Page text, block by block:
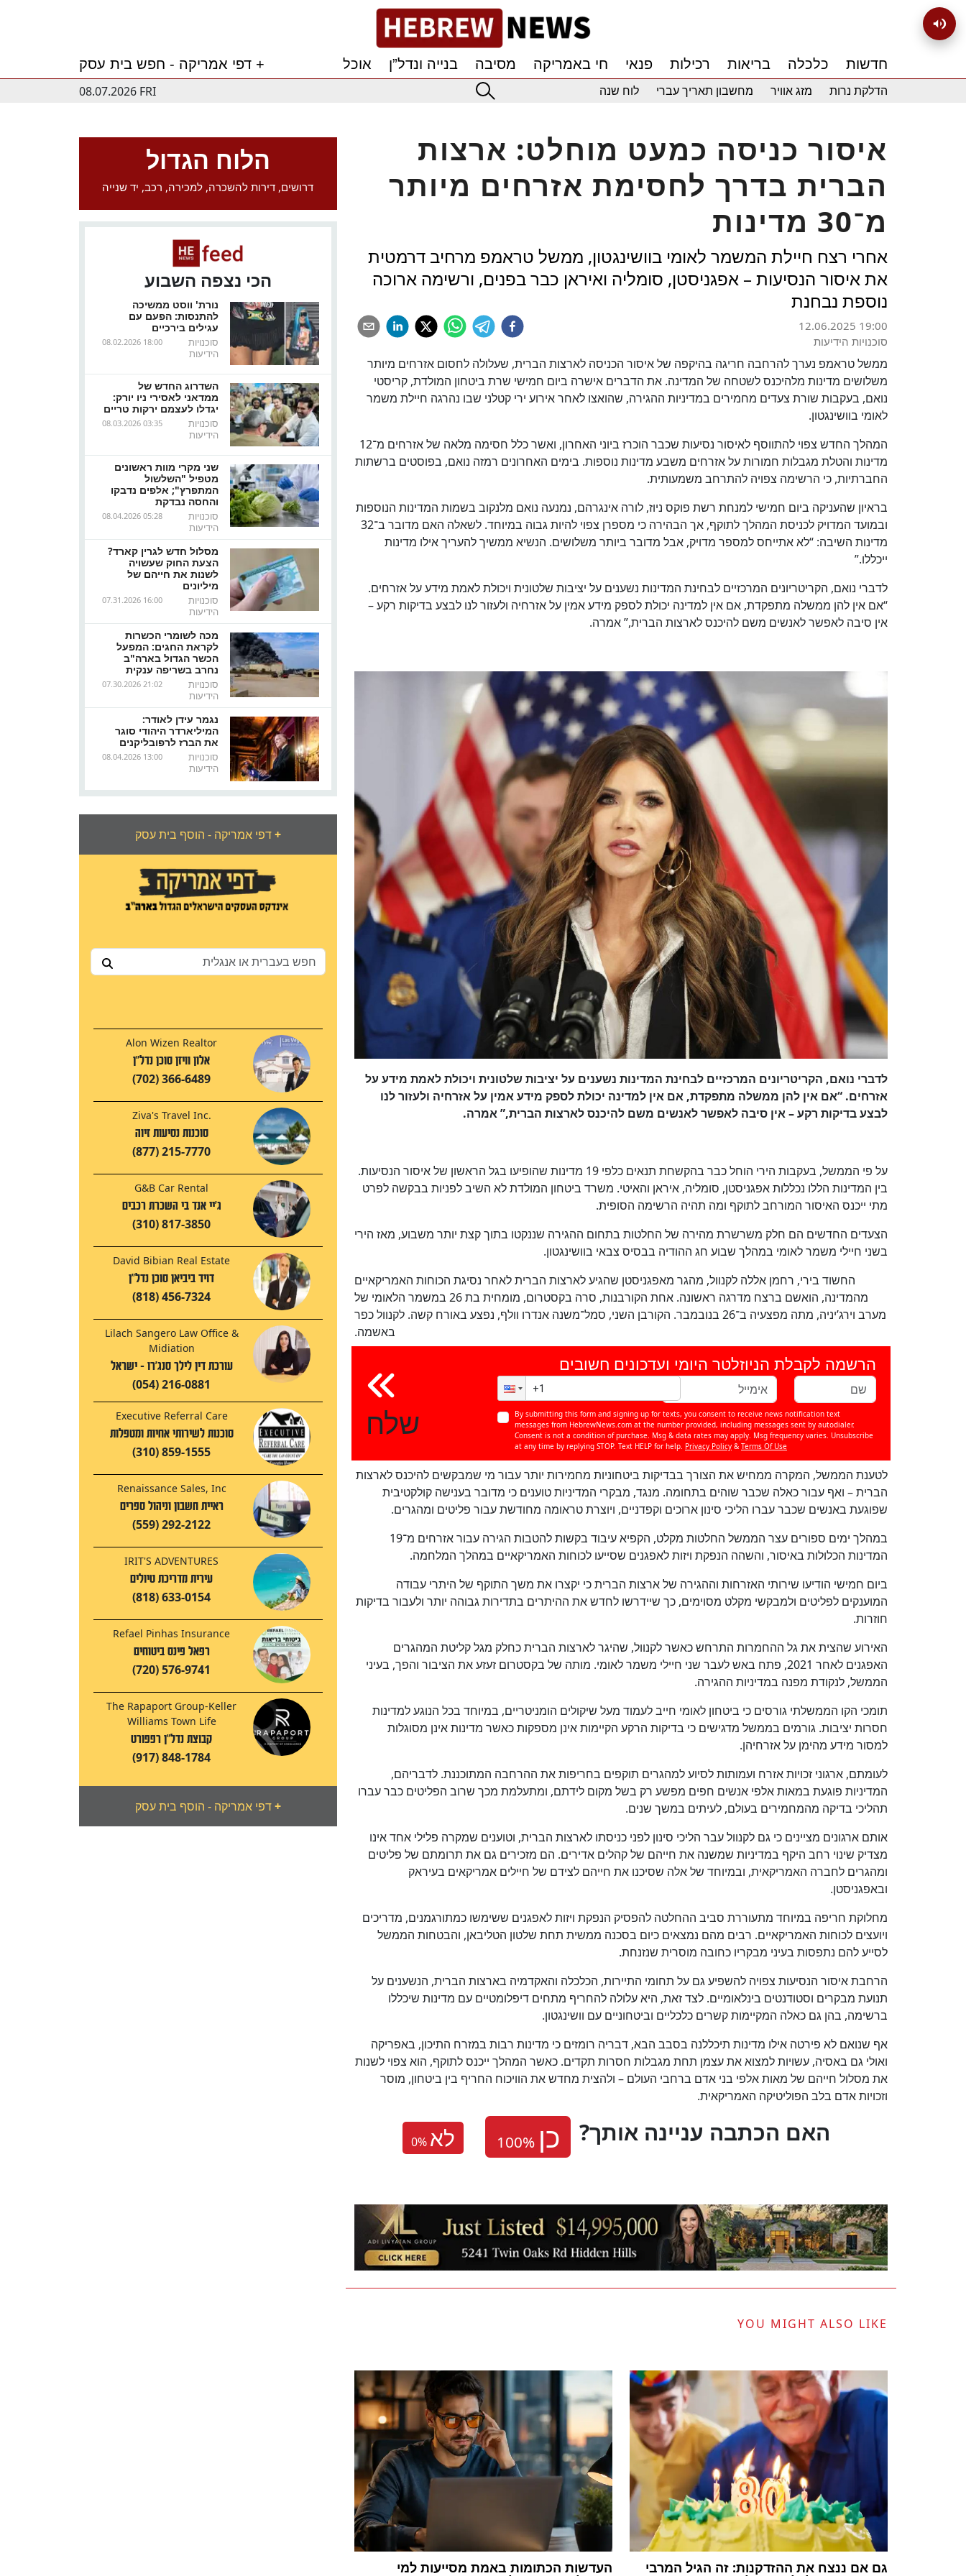
דפי אמריקה - חפש בית עסק + חדשות כלכלה בריאות רכילות פנאי חי באמריקה מסיבה בנייה ונדל”ן
אוכל
08.07.2026 FRI
הדלקת נרות מזג אוויר מחשבון תאריך עברי לוח שנה
הלוח הגדול
דרושים, דירות להשכרה, למכירה, רכב, יד שנייה
הכי נצפה השבוע
נורת' ווסט ממשיכה
להתנסות: הפעם עם
עגילים בירכיים
08.02.2026 18:00
סוכנויות
הידיעות
השדרוג החדש של
ממדאני לאסירי ניו יורק:
יגדלו לעצמם ירקות טריים
08.03.2026 03:35
סוכנויות
הידיעות
שני מקרי מוות ראשונים
מטפיל "השלשול
המתפרץ"; אלפים נדבקו
והחסה נבדקת
08.04.2026 05:28
סוכנויות
הידיעות
מסלול חדש לגרין קארד?
הצעת החוק שעשויה
לשנות את חייהם של
מיליונים
07.31.2026 16:00
סוכנויות
הידיעות
מכה לשומרי הכשרות
לקראת החגים: המפעל
הכשר הגדול בארה"ב
נחרב בשריפה ענקית
07.30.2026 21:02
סוכנויות
הידיעות
נגמר עידן לאודר:
המיליארדר היהודי סוגר
את הברז לרפובליקנים
08.04.2026 13:00
סוכנויות
הידיעות
דפי אמריקה - הוסף בית עסק+
Alon Wizen Realtor
אלון וויזן סוכן נדל"ן
(702) 366-6489
Ziva's Travel Inc.
סוכנות נסיעות זיוה
(877) 215-7770
G&B Car Rental
ג'יי אנד בי השכרת רכבים
(310) 817-3850
David Bibian Real Estate
דויד ביביאן סוכן נדל"ן
(818) 456-7324
Lilach Sangero Law Office &
Midiation
עורכת דין לילך סנג'רו - ישראל
(054) 216-0881
Executive Referral Care
סוכנות לשירותי אחיות ומטפלות
(310) 859-1555
Renaissance Sales, Inc
ראיית חשבון וניהול ספרים
(559) 292-2122
IRIT'S ADVENTURES
עירית מדריכת טיולים
(818) 633-0154
Refael Pinhas Insurance
רפאל פינס ביטוחים
(720) 576-9741
The Rapaport Group-Keller
Williams Town Life
קבוצת נדל"ן רפפורט
(917) 848-1784
דפי אמריקה - הוסף בית עסק+
איסור כניסה כמעט מוחלט: ארצות
הברית בדרך לחסימת אזרחים מיותר
מ־30 מדינות
אחרי רצח חיילת המשמר לאומי בוושינגטון, ממשל טראמפ מרחיב דרמטית
את איסור הנסיעות – אפגניסטן, סומליה ואיראן כבר בפנים, ורשימה ארוכה
נוספת נבחנת
12.06.2025 19:00
סוכנויות הידיעות
ממשל טראמפ נערך להרחבה חריגה בהיקפה של איסור הכניסה לארצות הברית, שעלולה לחסום אזרחים מיותר
משלושים מדינות מלהיכנס לשטחה של המדינה. את הדברים אישרה ביום חמישי שרת ביטחון המולדת, קריסטי
נואם, בעקבות שורת צעדים מחמירים במדיניות ההגירה, שהואצו לאחר אירוע ירי קטלני שבו נהרגה חיילת משמר
לאומי בוושינגטון.
המהלך החדש צפוי להתווסף לאיסור נסיעות שכבר הוכרז ביוני האחרון, ואשר כלל חסימה מלאה של אזרחים מ־12
מדינות והטלת מגבלות חמורות על אזרחים משבע מדינות נוספות. בימים האחרונים רמזה נואם, בפוסטים ברשתות
החברתיות, כי הרשימה צפויה להתרחב משמעותית.
בראיון שהעניקה ביום חמישי למנחת רשת פוקס ניוז, לורה אינגרהם, נמנעה נואם מלנקוב בשמות המדינות הנוספות
ובמועד המדויק לכניסת המהלך לתוקף, אך הבהירה כי מספרן צפוי להיות גבוה במיוחד. לשאלה האם מדובר ב־32
מדינות השיבה: “לא אתייחס למספר מדויק, אבל מדובר ביותר משלושים. הנשיא ממשיך להעריך אילו מדינות
ייכללו.”
לדברי נואם, הקריטריונים המרכזיים לבחינת המדינות נשענים על יציבות שלטונית ויכולת לאמת מידע על אזרחים.
“אם אין להן ממשלה מתפקדת, אם אין למדינה יכולת לספק מידע אמין על אזרחיה ולעזור לנו לבצע בדיקות רקע –
אין סיבה לאפשר לאנשים משם להיכנס לארצות הברית,” אמרה.
לדברי נואם, הקריטריונים המרכזיים לבחינת המדינות נשענים על יציבות שלטונית ויכולת לאמת מידע על
אזרחים. “אם אין להן ממשלה מתפקדת, אם אין למדינה יכולת לספק מידע אמין על אזרחיה ולעזור לנו
לבצע בדיקות רקע – אין סיבה לאפשר לאנשים משם להיכנס לארצות הברית,” אמרה.
על פי הממשל, בעקבות הירי הוחל כבר בהקשחת תנאים כלפי 19 מדינות שהופיעו בגל הראשון של איסור הנסיעות.
בין המדינות הללו נכללות אפגניסטן, סומליה, איראן והאיטי. משרד ביטחון המולדת לא השיב לפניות בבקשה לפרט
מתי ייכנס האיסור המורחב לתוקף ומה תהיה הרשימה הסופית.
הצעדים החדשים הם חלק משרשרת מהירה של החלטות בתחום ההגירה שננקטו בתוך קצת יותר משבוע, מאז הירי
בשני חיילי משמר לאומי במהלך שבוע חג ההודיה בבסיס צבאי בוושינגטון.
החשוד בירי, רחמן אללה לקנוול, מהגר מאפגניסטן שהגיע לארצות הברית לאחר נסיגת הכוחות האמריקאיים
מהמדינה, הואשם ברצח מדרגה ראשונה. אחת הקורבנות, סרה בקסטרום, מומחית בת 26 במשמר הלאומי של
מערב וירג’יניה, מתה מפצעיה ב־26 בנובמבר. הקורבן השני, סמל־משנה אנדרו וולף, נפצע באורח קשה. לקנוול כפר
באשמה.
שלח
הרשמה לקבלת הניוזלטר היומי ועדכונים חשובים
By submitting this form and signing up for texts, you consent to receive news notification text
messages from HebrewNews.com at the number provided, including messages sent by autodialer.
Consent is not a condition of purchase. Msg & data rates may apply. Msg frequency varies. Unsubscribe
at any time by replying STOP. Text HELP for help. Privacy Policy & Terms Of Use
לטענת הממשל, המקרה ממחיש את הצורך בבדיקות ביטחוניות מחמירות יותר עבור מי שמבקשים להיכנס לארצות
הברית – ואף עבור כאלה שכבר שוהים בתחומה. מנגד, מבקרי המדיניות טוענים כי מדובר בענישה קולקטיבית
שפוגעת באנשים שכבר עברו הליכי סינון ארוכים וקפדניים, ויוצרת טראומה מחודשת עבור פליטים ומהגרים.
במהלך ימים ספורים עצר הממשל החלטות מקלט, הקפיא עיבוד בקשות להטבות הגירה עבור אזרחים מ־19
המדינות הכלולות באיסור, והשהה הנפקת ויזות לאפגנים שסייעו לכוחות האמריקאיים במהלך המלחמה.
ביום חמישי הודיעו שירותי האזרחות וההגירה של ארצות הברית כי יקצרו את משך התוקף של היתרי עבודה
המוענקים לפליטים ולמבקשי מקלט מסוימים, כך שיידרשו לחדש את ההיתרים בתדירות גבוהה יותר ולעבור בדיקות
חוזרות.
האירוע שהצית את גל ההחמרות התרחש כאשר לקנוול, שהיגר לארצות הברית כחלק מגל קליטת המהגרים
האפגנים לאחר 2021, פתח באש לעבר שני חיילי משמר לאומי. מותה של בקסטרום זעזע את הציבור והפך, בעיני
הממשל, לנקודת מפנה במדיניות ההגירה.
תומכי הקו הממשלתי גורסים כי ביטחון לאומי חייב לעמוד מעל שיקולים הומניטריים, במיוחד בכל הנוגע למדינות
חסרות יציבות. גורמים בממשל מדגישים כי בדיקות הרקע הקיימות אינן מספקות כאשר מדינות אינן מסוגלות
למסור מידע מהימן על אזרחיהן.
לעומתם, ארגוני זכויות אזרח ועמותות לסיוע למהגרים תוקפים בחריפות את ההרחבה המתוכננת. לדבריהם,
המדיניות פוגעת במאות אלפי אנשים חפים מפשע רק בשל מקום לידתם, ומתעלמת מכך שרוב הפליטים כבר עברו
תהליכי בדיקה מהמחמירים בעולם, לעיתים במשך שנים.
אותם ארגונים מציינים כי גם לקנוול עבר הליכי סינון לפני כניסתו לארצות הברית, וטוענים שמקרה פלילי אחד אינו
מצדיק שינוי רחב היקף במדיניות שמשנה את חייהם של קהלים אדירים. הם מזכירים גם את תרומתם של פליטים
ומהגרים לחברה האמריקאית, ובמיוחד של אלה שסיכנו את חייהם לצידם של חיילים אמריקאים בעיראק
ובאפגניסטן.
מחלוקת חריפה במיוחד מתעוררת סביב ההחלטה להפסיק הנפקת ויזות לאפגנים ששימשו כמתורגמנים, מדריכים
ויועצים לכוחות האמריקאיים. רבים מהם נמצאים כיום בסכנה ממשית תחת שלטון הטליבאן, והבטחות הממשל
לסייע להם נתפסות בעיני מבקריו כחובה מוסרית שנזנחת.
הרחבת איסור הנסיעות צפויה להשפיע גם על תחומי התיירות, הכלכלה והאקדמיה בארצות הברית, הנשענים על
תנועת מבקרים וסטודנטים בינלאומיים. לצד זאת, היא עלולה להחריף מתחים דיפלומטיים עם מדינות שיכללו
ברשימה, בהן גם כאלה המקיימות קשרים כלכליים וביטחוניים עם וושינגטון.
אף שנואם לא פירטה אילו מדינות תיכללנה בסבב הבא, דבריה רומזים כי מדינות רבות במזרח התיכון, באפריקה
ואולי גם באסיה, עשויות למצוא את עצמן תחת מגבלות חסרות תקדים. כאשר המהלך ייכנס לתוקף, הוא צפוי לשנות
את מסלול חייהם של מאות אלפי בני אדם ברחבי העולם – ולהצית מחדש את הוויכוח החריף בין ביטחון, מוסר
וזכויות אדם בלב הפוליטיקה האמריקאית.
0% לא
100%כן
?האם הכתבה עניינה אותך
YOU MIGHT ALSO LIKE
העדשות הכתומות באמת מסייעות למי גם אם ננצח את ההזדקנות: זה הגיל המרבי